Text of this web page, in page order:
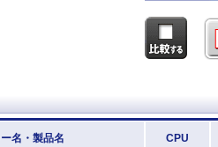
名・製品名 CPU